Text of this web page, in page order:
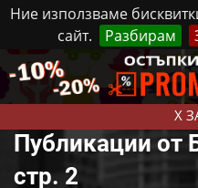
Ние използваме
сайт.
Разбирам
X
Петък, 7 Август,
Публикации от
стр. 2